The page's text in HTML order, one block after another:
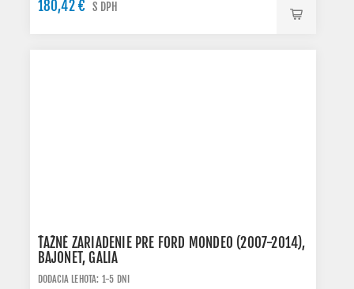
180,42 € S DPH
ŤAŽNÉ ZARIADENIE PRE FORD MONDEO (2007-2014),
BAJONET, GALIA
DODACIA LEHOTA: 1-5 DNI